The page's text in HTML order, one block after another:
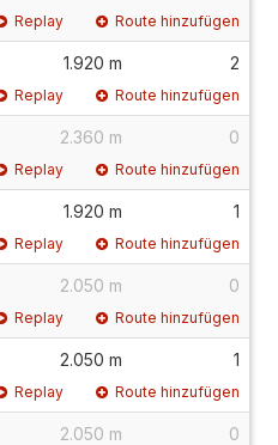
Replay Route hinzufügen
1.920 m 2
Replay Route hinzufügen
2.360 m 0
Replay Route hinzufügen
1.920 m 1
Replay Route hinzufügen
2.050 m 0
Replay Route hinzufügen
2.050 m 1
Replay Route hinzufügen
2.050 m 0